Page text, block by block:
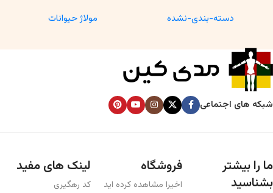
Anatomy Specimen
دسته-بندی-نشده
مولاژ حیوانات
شبکه های اجتماعی
ما را بیشتر
بشناسید
فروشگاه
اخیرا مشاهده کرده اید
لینک های مفید
کد رهگیری